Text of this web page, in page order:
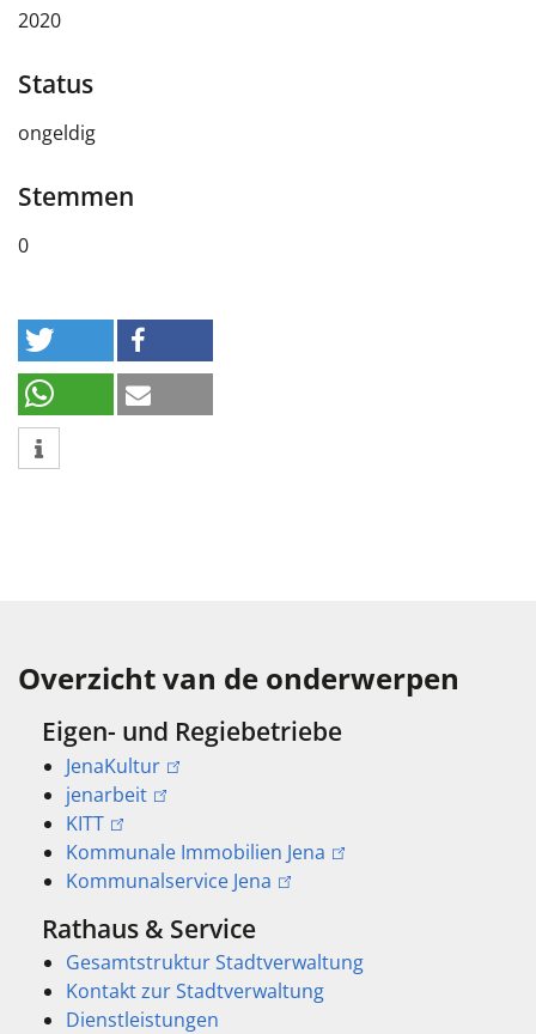
2020
Status
ongeldig
Stemmen
0
Overzicht van de onderwerpen
Eigen- und Regiebetriebe
JenaKultur
jenarbeit
KITT
Kommunale Immobilien Jena
Kommunalservice Jena
Rathaus & Service
Gesamtstruktur Stadtverwaltung
Kontakt zur Stadtverwaltung
Dienstleistungen